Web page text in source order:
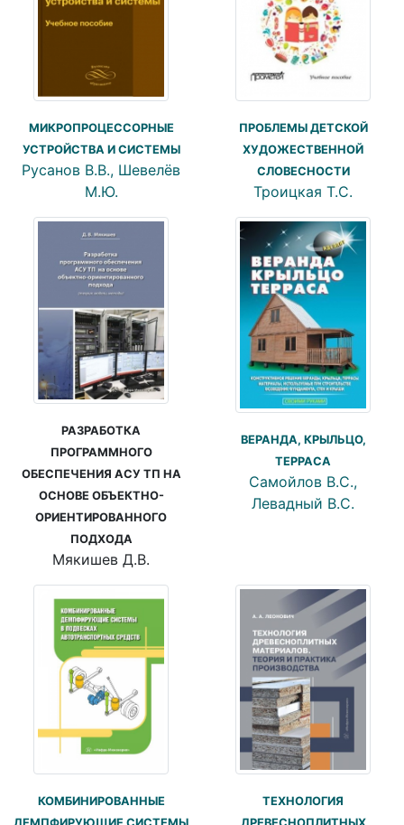
МИКРОПРОЦЕССОРНЫЕ
УСТРОЙСТВА И СИСТЕМЫ
Русанов В.В., Шевелёв
М.Ю.
ПРОБЛЕМЫ ДЕТСКОЙ
ХУДОЖЕСТВЕННОЙ
СЛОВЕСНОСТИ
Троицкая Т.С.
РАЗРАБОТКА
ПРОГРАММНОГО
ОБЕСПЕЧЕНИЯ АСУ ТП НА
ОСНОВЕ ОБЪЕКТНО-
ОРИЕНТИРОВАННОГО
ПОДХОДА
Мякишев Д.В.
ВЕРАНДА, КРЫЛЬЦО,
ТЕРРАСА
Самойлов В.С.,
Левадный В.С.
КОМБИНИРОВАННЫЕ
ТЕХНОЛОГИЯ